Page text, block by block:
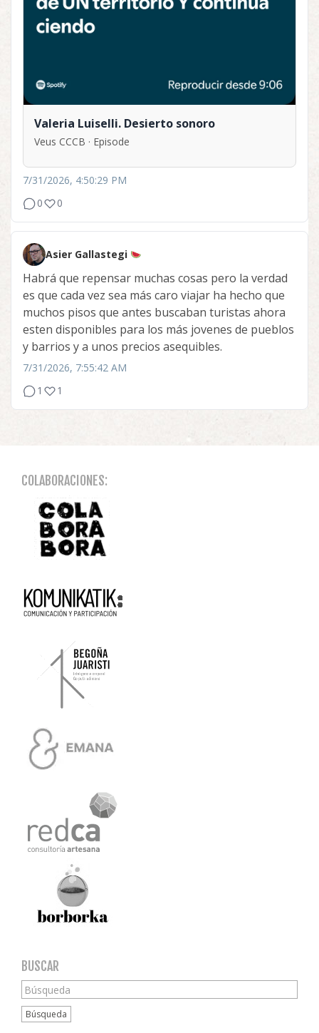
Valeria Luiselli. Desierto sonoro
Veus CCCB · Episode
7/31/2026, 4:50:29 PM
0
0
Asier Gallastegi
Habrá que repensar muchas cosas pero la verdad
es que cada vez sea más caro viajar ha hecho que
muchos pisos que antes buscaban turistas ahora
esten disponibles para los más jovenes de pueblos
y barrios y a unos precios asequibles.
7/31/2026, 7:55:42 AM
1
1
COLABORACIONES:
BUSCAR
Búsqueda